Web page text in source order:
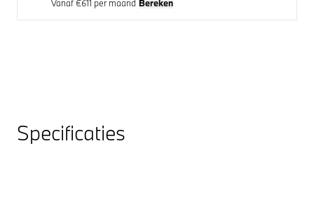
Vanaf €611 per maand Bereken
Specificaties